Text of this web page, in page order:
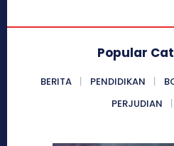
Popular
BERITA PENDIDIKAN
PERJUDIAN